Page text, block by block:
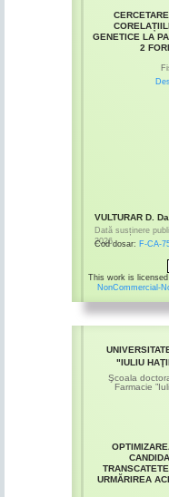
GENETICE LA
2
VULTURAR D.
Dată susținere
2026
Cod dosar: F-CA-
This work is
NonCommercial-
"IULIU
Şcoala
Farmacie
URMĂRIREA